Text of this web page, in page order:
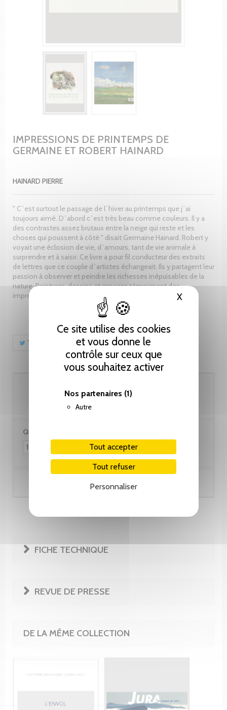
Ce site utilise des cookies
et vous donne le
contrôle sur ceux que
vous souhaitez activer
Nos partenaires (1)
Autre
Tout accepter
Tout refuser
Personnaliser
XMasquer
IMPRESSIONS DE PRINTEMPS DE
GERMAINE ET ROBERT HAINARD
HAINARD PIERRE
" C`est surtout le passage de l`hiver au printemps que j`ai
toujours aimé. D`abord c`est très beau comme couleurs. Il y a
des contrastes assez brutaux entre la neige qui reste et les
choses qui poussent à côté " disait Germaine Hainard. Robert y
voyait une éclosion de vie, d`amours, tant de vie animale à
surprendre et à saisir. Ce livre a pour fil conducteur des extraits
de lettres que ce couple d`artistes échangeait. Ils y partagent leur
passion à observer et peindre les richesses inépuisables de la
nature. Peintures, dessins et gravures témoignent des
impressions d`un printemps amoureux.
Tweet Partager Pinterest
69.00 CHF
Quantité :
Ajouter au panier
FICHE TECHNIQUE
REVUE DE PRESSE
DE LA MÊME COLLECTION